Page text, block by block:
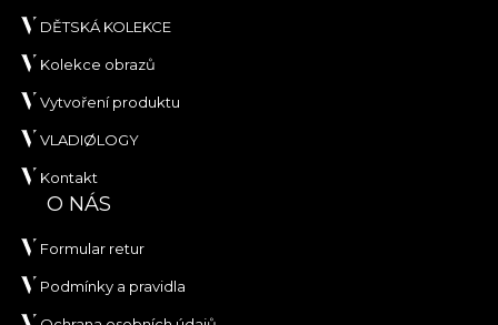
DĚTSKÁ KOLEKCE
Kolekce obrazů
Vytvoření produktu
VLADIØLOGY
Kontakt
O NÁS
Formular retur
Podmínky a pravidla